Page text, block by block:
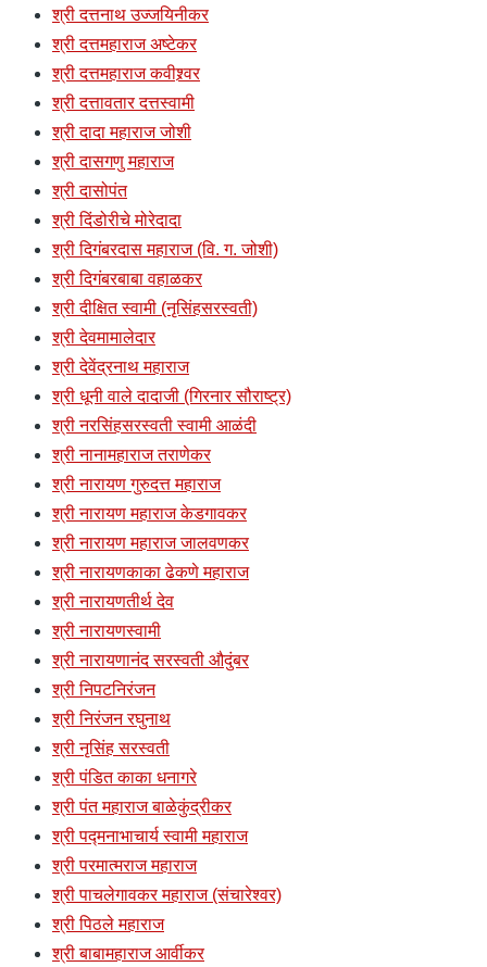
श्री दत्तनाथ उज्जयिनीकर
श्री दत्तमहाराज अष्टेकर
श्री दत्तमहाराज कवीश्र्वर
श्री दत्तावतार दत्तस्वामी
श्री दादा महाराज जोशी
श्री दासगणु महाराज
श्री दासोपंत
श्री दिंडोरीचे मोरेदादा
श्री दिगंबरदास महाराज (वि. ग. जोशी)
श्री दिगंबरबाबा वहाळकर
श्री दीक्षित स्वामी (नृसिंहसरस्वती)
श्री देवमामालेदार
श्री देवेंद्रनाथ महाराज
श्री धूनी वाले दादाजी (गिरनार सौराष्ट्र)
श्री नरसिंहसरस्वती स्वामी आळंदी
श्री नानामहाराज तराणेकर
श्री नारायण गुरुदत्त महाराज
श्री नारायण महाराज केडगावकर
श्री नारायण महाराज जालवणकर
श्री नारायणकाका ढेकणे महाराज
श्री नारायणतीर्थ देव
श्री नारायणस्वामी
श्री नारायणानंद सरस्वती औदुंबर
श्री निपटनिरंजन
श्री निरंजन रघुनाथ
श्री नृसिंह सरस्वती
श्री पंडित काका धनागरे
श्री पंत महाराज बाळेकुंद्रीकर
श्री पद्मनाभाचार्य स्वामी महाराज
श्री परमात्मराज महाराज
श्री पाचलेगावकर महाराज (संचारेश्वर)
श्री पिठले महाराज
श्री बाबामहाराज आर्वीकर